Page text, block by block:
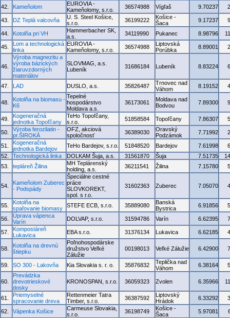
42. Kameňolom
EUROVIA -
Kameňolomy, s.r.o.
36574988 Vígľaš 9.70237
43. DZ Teplá valcovňa
U. S. Steel Košice,
s.r.o.
36199222
Košice -
Šaca
9.17237
44. Kotolňa pri VH
Hammerbacher SK,
a.s.
34119990 Pukanec 8.98796
45.
Lom a technologická
linka
EUROVIA -
Kameňolomy, s.r.o.
36574988
Liptovská
Porúbka
8.89001
46.
Výroba magnezitu a
výroba bázických
žiaruvzdorných
materiálov
SLOVMAG, a.s.
Lubeník
31686184 Lubeník 8.83224
47. LAD DUSLO, a.s. 35826487
Trnovec nad
Váhom
8.19152
48.
Kotolňa na biomasu -
K6
Tepelné
hospodárstvo
Moldava a.s.
36173061
Moldava nad
Bodvou
7.89300
49.
Kogeneračná
jednotka Topoľčany
TeHo Topoľčany,
s.r.o.
51858584 Topoľčany 7.86307
50.
Výroba ferozliatin -
pr.ŠIROKÁ
OFZ, akciová
spoločnosť
36389030
Oravský
Podzámok
7.71992
51.
Kogeneračná
jednotka Bardejov
TeHo Bardejov, s.r.o. 51848520 Bardejov 7.61998
52.
Technologická linka DOLKAM Šuja, a.s. 31561870 Šuja 7.51735
53.
tepláreň Žilina
MH Teplárenský
holding, a.s.
36211541 Žilina 7.15780
54.
Kameňolom Zuberec
- Podspády
Špeciálne cestné
práce
SLOVKOREKT,
spol. s r.o.
31602363 Zuberec 7.05070
55.
Kotolňa na
spaľovanie biomasy
STEFE ECB, s.r.o. 35889080
Banská
Bystrica
6.91856
56.
Úprava vápenca
Varín
DOLVAP, s.r.o. 31594786 Varín 6.62395
57.
Kompostáreň
Lukavica
EBA s.r.o. 31376134 Lukavica 6.62185
58.
Kotolňa na drevnú
štiepku
Poľnohospodárske
družstvo Veľké
Zálužie
00198013 Veľké Zálužie 6.42900
59. SO 300 - Lakovňa Kia Slovakia s. r. o. 35876832
Teplička nad
Váhom
6.38164
60.
Prevádzka
drevotrieskové
dosky
KRONOSPAN, s.r.o. 36059323 Zvolen 6.35966
61.
Priemyselné
spracovanie dreva
Rettenmeier Tatra
Timber, s.r.o.
36387592
Liptovský
Hrádok
6.33292
62. Vápenka Košice
Carmeuse Slovakia,
s.r.o.
36198749
Košice -
Šaca
5.97081